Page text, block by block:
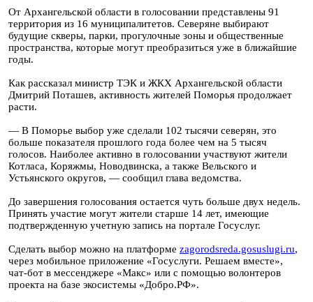
От Архангельской области в голосовании представлены 91
территория из 16 муниципалитетов. Северяне выбирают
будущие скверы, парки, прогулочные зоны и общественные
пространства, которые могут преобразиться уже в ближайшие
годы.
Как рассказал министр ТЭК и ЖКХ Архангельской области
Дмитрий Поташев, активность жителей Поморья продолжает
расти.
— В Поморье выбор уже сделали 102 тысячи северян, это
больше показателя прошлого года более чем на 5 тысяч
голосов. Наиболее активно в голосовании участвуют жители
Котласа, Коряжмы, Новодвинска, а также Вельского и
Устьянского округов, — сообщил глава ведомства.
До завершения голосования остается чуть больше двух недель.
Принять участие могут жители старше 14 лет, имеющие
подтвержденную учетную запись на портале Госуслуг.
Сделать выбор можно на платформе zagorodsreda.gosuslugi.ru,
через мобильное приложение «Госуслуги. Решаем вместе»,
чат-бот в мессенджере «Макс» или с помощью волонтеров
проекта на базе экосистемы «Добро.РФ».